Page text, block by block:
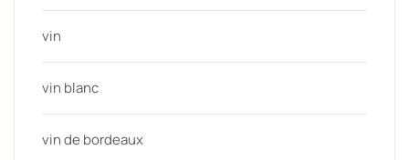
vin
vin blanc
vin de bordeaux